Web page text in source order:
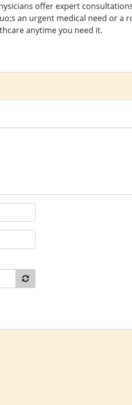
offer expert
an urgent medical need or a
anytime you need it.